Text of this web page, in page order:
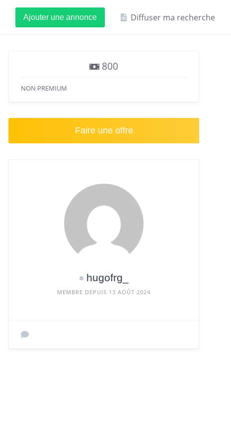
Ajouter une annonce Diffuser ma recherche
800
NON PREMIUM
Faire une offre
hugofrg_
MEMBRE DEPUIS 13 AOÛT 2024